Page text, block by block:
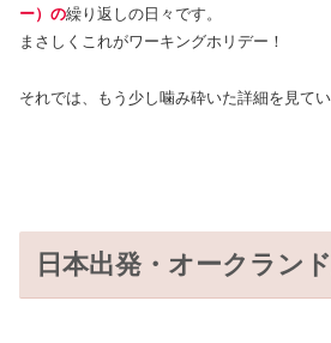
ー）の繰り返しの日々です。
まさしくこれがワーキングホリデー！
それでは、もう少し噛み砕いた詳細を見てい
日本出発・オークラン